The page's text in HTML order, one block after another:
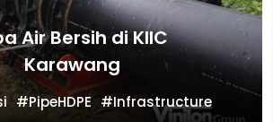
Air Bersih di KIIC
Karawang
PipeHDPE Infrastructure